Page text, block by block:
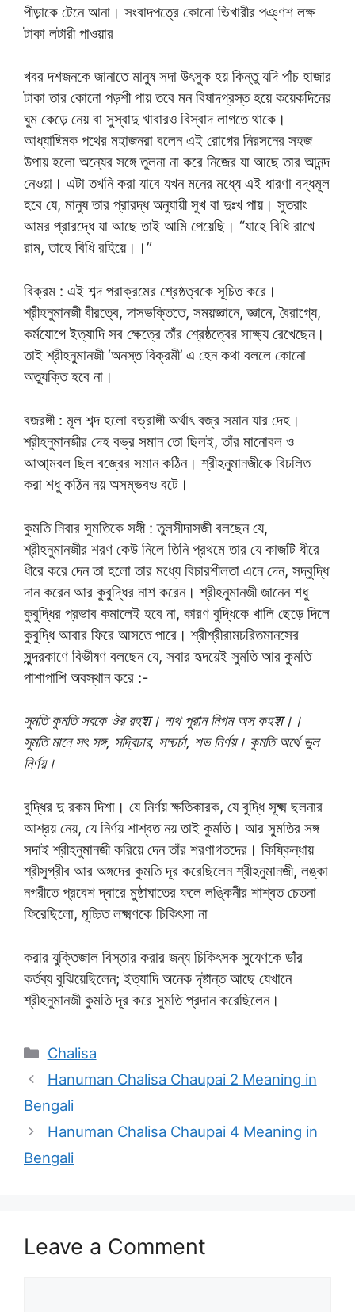
পীড়াকে টেনে আনা। সংবাদপত্রে কোনো ভিখারীর পঞ্ণশ লক্ষ
টাকা লটারী পাওয়ার
খবর দশজনকে জানাতে মানুষ সদা উৎসুক হয় কিন্তু যদি পাঁচ হাজার
টাকা তার কোনো পড়শী পায় তবে মন বিষাদগ্রস্ত হয়ে কয়েকদিনের
ঘুম কেড়ে নেয় বা সুস্বাদু খাবারও বিস্বাদ লাগতে থাকে।
আধ্যাছ্মিক পথের মহাজনরা বলেন এই রোগের নিরসনের সহজ
উপায় হলো অন্যের সঙ্গে তুলনা না করে নিজের যা আছে তার আনন্দ
নেওয়া। এটা তখনি করা যাবে যখন মনের মধ্যে এই ধারণা বদ্ধমূল
হবে যে, মানুষ তার প্রারদ্ধ অনুযায়ী সুখ বা দুঃখ পায়। সুতরাং
আমর প্রারদ্ধে যা আছে তাই আমি পেয়েছি। “যাহে বিধি রাখে
রাম, তাহে বিধি রহিয়ে।।”
বিক্রম : এই শব্দ পরাক্রমের শ্রেষ্ঠত্বকে সূচিত করে।
শ্রীহনুমানজী বীরত্বে, দাসভক্তিতে, সময়জ্ঞানে, জ্ঞানে, বৈরাগ্যে,
কর্মযোগে ইত্যাদি সব ক্ষেত্রে তাঁর শ্রেষ্ঠত্বের সাক্ষ্য রেখেছেন।
তাই শ্রীহনুমানজী ‘অনস্ত বিক্রমী’ এ হেন কথা বললে কোনো
অত্যুক্তি হবে না।
বজরঙ্গী : মূল শব্দ হলো বভ্রাঙ্গী অর্থাৎ বজ্র সমান যার দেহ।
শ্রীহনুমানজীর দেহ বভ্র সমান তো ছিলই, তাঁর মানোবল ও
আআ্মবল ছিল বজ্রের সমান কঠিন। শ্রীহনুমানজীকে বিচলিত
করা শধু কঠিন নয় অসম্ভবও বটে।
কুমতি নিবার সুমতিকে সঙ্গী : তুলসীদাসজী বলছেন যে,
শ্রীহনুমানজীর শরণ কেউ নিলে তিনি প্রথমে তার যে কাজটি ধীরে
ধীরে করে দেন তা হলো তার মধ্যে বিচারশীলতা এনে দেন, সদ্বুদ্ধি
দান করেন আর কুবুদ্ধির নাশ করেন। শ্রীহনুমানজী জানেন শধু
কুবুদ্ধির প্রভাব কমালেই হবে না, কারণ বুদ্ধিকে খালি ছেড়ে দিলে
কুবুদ্ধি আবার ফিরে আসতে পারে। শ্রীশ্রীরামচরিতমানসের
সুন্দরকাণে বিভীষণ বলছেন যে, সবার হৃদয়েই সুমতি আর কুমতি
পাশাপাশি অবস্থান করে :-
সুমতি কুমতি সবকে ঔর রহश। নাথ পুরান নিগম অস কহश।।
সুমতি মানে সৎ সঙ্গ, সদ্বিচার, সদ্চর্চা, শভ নির্ণয়। কুমতি অর্থে ভুল
নির্ণয়।
বুদ্ধির দু রকম দিশা। যে নির্ণয় ক্ষতিকারক, যে বুদ্ধি সূক্ষ্ম ছলনার
আশ্রয় নেয়, যে নির্ণয় শাশ্বত নয় তাই কুমতি। আর সুমতির সঙ্গ
সদাই শ্রীহনুমানজী করিয়ে দেন তাঁর শরণাগতদের। কিষ্কিন্ধায়
শ্রীসুগ্রীব আর অঙ্গদের কুমতি দূর করেছিলেন শ্রীহনুমানজী, লঙ্কা
নগরীতে প্রবেশ দ্বারে মুষ্ঠাঘাতের ফলে লঙ্কিনীর শাশ্বত চেতনা
ফিরেছিলো, মূচ্চিত লক্ষ্মণকে চিকিৎসা না
করার যুক্তিজাল বিস্তার করার জন্য চিকিৎসক সুযেণকে ডাঁর
কর্তব্য বুঝিয়েছিলেন; ইত্যাদি অনেক দৃষ্টান্ত আছে যেখানে
শ্রীহনুমানজী কুমতি দূর করে সুমতি প্রদান করেছিলেন।
Categories
Chalisa
Hanuman Chalisa Chaupai 2 Meaning in
Bengali
Hanuman Chalisa Chaupai 4 Meaning in
Bengali
Leave a Comment